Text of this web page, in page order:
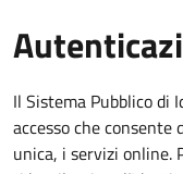
Il Sistema Pubblico di
accesso che
unica, i servizi online.